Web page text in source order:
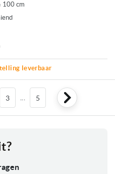
100 cm
leverbaar
Pagina
3 Pagina
5